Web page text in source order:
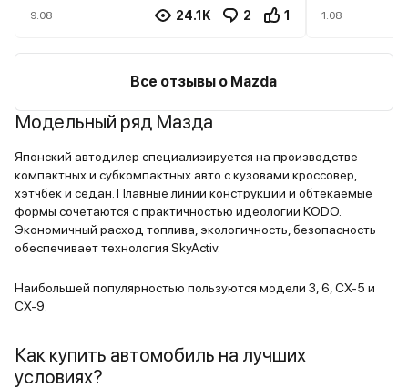
словом все это скоро станет
япония
9.08 24.1K 2 1
салоне
1.08
Все отзывы о Mazda
Модельный ряд Мазда
Японский автодилер специализируется на производстве
компактных и субкомпактных авто с кузовами кроссовер,
хэтчбек и седан. Плавные линии конструкции и обтекаемые
формы сочетаются с практичностью идеологии KODO.
Экономичный расход топлива, экологичность, безопасность
обеспечивает технология SkyActiv.
Наибольшей популярностью пользуются модели 3, 6, CX-5 и
CX-9.
Как купить автомобиль на лучших
условиях?